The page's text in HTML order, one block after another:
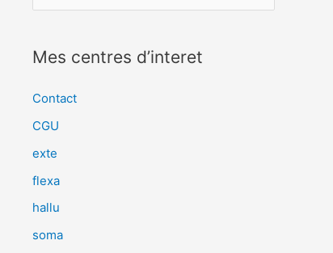
e
e
r
Mes centres d’interet
Contact
CGU
exte
flexa
hallu
soma